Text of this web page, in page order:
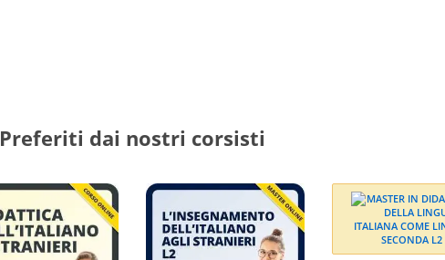
Preferiti dai nostri corsisti